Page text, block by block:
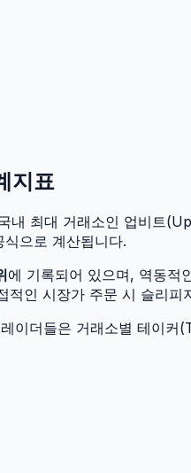
지표
내 최대 거래소인 업비트
으로 계산됩니다.
에 기록되어 있으며, 역동적
인 시장가 주문 시 슬리
이더들은 거래소별 테이